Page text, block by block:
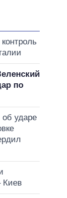
по
ударе
Киев